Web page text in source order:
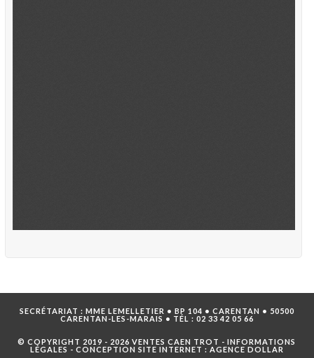
SECRÉTARIAT : MME LEMELLETIER • BP 104 • CARENTAN • 50500
CARENTAN-LES-MARAIS • TÉL : 02 33 42 05 66
© COPYRIGHT 2019 - 2026 VENTES CAEN TROT -INFORMATIONS
LÉGALES - CONCEPTION SITE INTERNET : AGENCE DOLLAR